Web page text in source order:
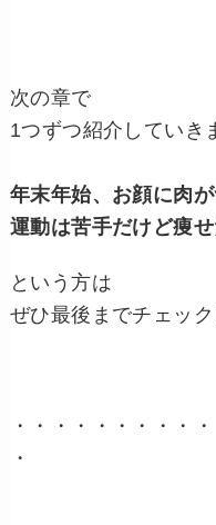
次の章で
1つずつ紹介していき
年末年始、お顔に肉
運動は苦手だけど痩
という方は
ぜひ最後までチェック
・・・・・・・・・
・